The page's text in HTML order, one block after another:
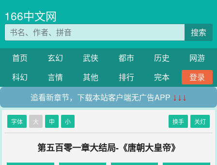
166中文网
搜索
首页 玄幻 武侠 都市 历史
网游
科幻
言情 其他 排行 完本
登录
追看新章节，下载本站客户端无广告APP ↓↓↓
字体 大 中 小 换手 关灯
第五百零一章大结局-《唐朝大皇帝》